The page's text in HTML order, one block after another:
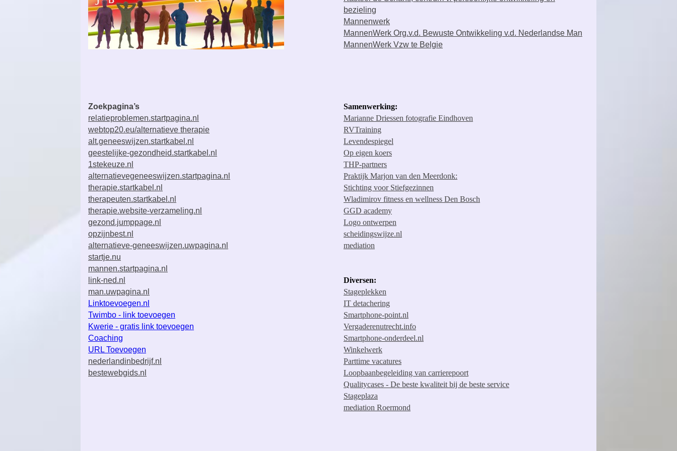
bezieling
Mannenwerk
MannenWerk Org.v.d. Bewuste Ontwikkeling v.d. Nederlandse Man
MannenWerk Vzw te Belgie
Zoekpagina’s
relatieproblemen.startpagina.nl
webtop20.eu/alternatieve therapie
alt.geneeswijzen.startkabel.nl
geestelijke-gezondheid.startkabel.nl
1stekeuze.nl
alternatievegeneeswijzen.startpagina.nl
therapie.startkabel.nl
therapeuten.startkabel.nl
therapie.website-verzameling.nl
gezond.jumppage.nl
opzijnbest.nl
alternatieve-geneeswijzen.uwpagina.nl
startje.nu
mannen.startpagina.nl
link-ned.nl
man.uwpagina.nl
Linktoevoegen.nl
Twimbo - link toevoegen
Kwerie - gratis link toevoegen
Coaching
URL Toevoegen
nederlandinbedrijf.nl
bestewebgids.nl
Samenwerking:
Marianne Driessen fotografie Eindhoven
RVTraining
Levendespiegel
Op eigen koers
THP-partners
Praktijk Marjon van den Meerdonk:
Stichting voor Stiefgezinnen
Wladimirov fitness en wellness Den Bosch
GGD academy
Logo ontwerpen
scheidingswijze.nl
mediation
Diversen:
Stageplekken
IT detachering
Smartphone-point.nl
Vergaderenutrecht.info
Smartphone-onderdeel.nl
Winkelwerk
Parttime vacatures
Loopbaanbegeleiding van carrierepoort
Qualitycases - De beste kwaliteit bij de beste service
Stageplaza
mediation Roermond